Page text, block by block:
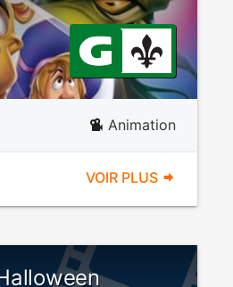
Animation
VOIR PLUS